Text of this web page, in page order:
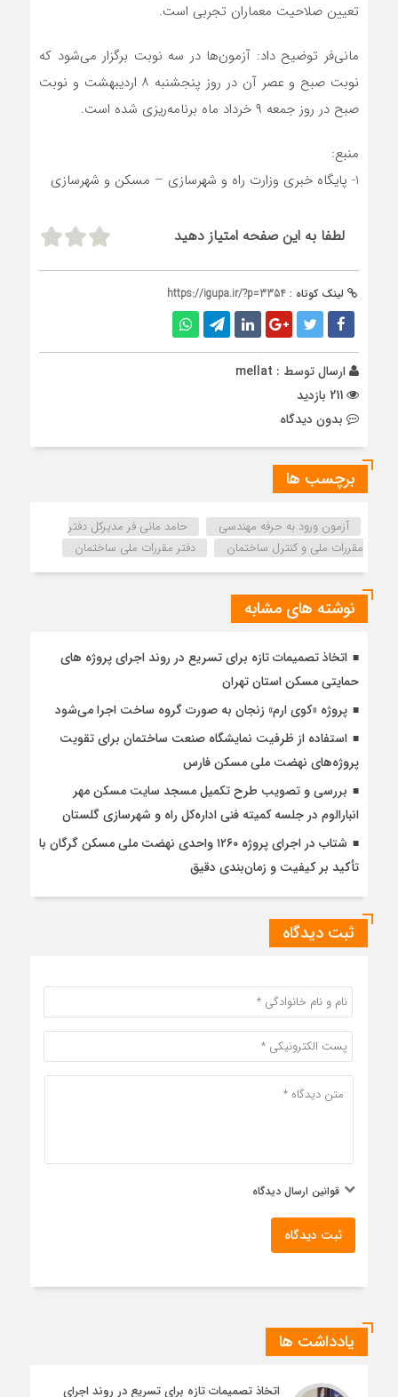
تعیین صلاحیت معماران تجربی است.
مانی‌فر توضیح داد: آزمون‌ها در سه نوبت برگزار می‌شود که
نوبت صبح و عصر آن در روز پنجشنبه ۸ اردیبهشت و نوبت
صبح در روز جمعه ۹ خرداد ماه برنامه‌ریزی شده است.
منبع:
1- پایگاه خبری وزارت راه و شهرسازی – مسکن و شهرسازی
لطفا به این صفحه امتیاز دهید
لینک کوتاه : https://igupa.ir/?p=3354
ارسال توسط : mellat
بدون دیدگاه
برچسب ها
آزمون ورود به حرفه مهندسی
حامد مانی فر مدیرکل دفتر
مقررات ملی و کنترل ساختمان
دفتر مقررات ملي ساختمان
نوشته های مشابه
اتخاذ تصمیمات تازه برای تسریع در روند اجرای پروژه های
حمایتی مسکن استان تهران
پروژه «کوی ارم» زنجان به صورت گروه ساخت اجرا می‌شود
استفاده از ظرفیت نمایشگاه صنعت ساختمان برای تقویت
پروژه‌های نهضت ملی مسکن فارس
بررسی و تصویب طرح تکمیل مسجد سایت مسکن مهر
انبارالوم در جلسه کمیته فنی اداره‌کل راه و شهرسازی گلستان
شتاب در اجرای پروژه ۱۲۶۰ واحدی نهضت ملی مسکن گرگان با
تأکید بر کیفیت و زمان‌بندی دقیق
ثبت دیدگاه
قوانین ارسال دیدگاه
ثبت دیدگاه
یادداشت ها
اتخاذ تصمیمات تازه برای تسریع در روند اجرای